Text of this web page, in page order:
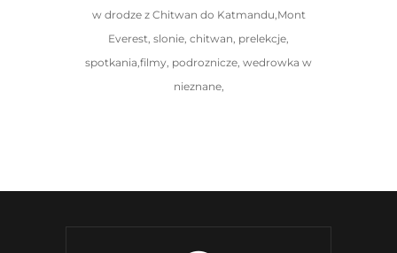
w drodze z Chitwan do Katmandu,Mont
Everest, slonie, chitwan, prelekcje,
spotkania,filmy, podroznicze, wedrowka w
nieznane,